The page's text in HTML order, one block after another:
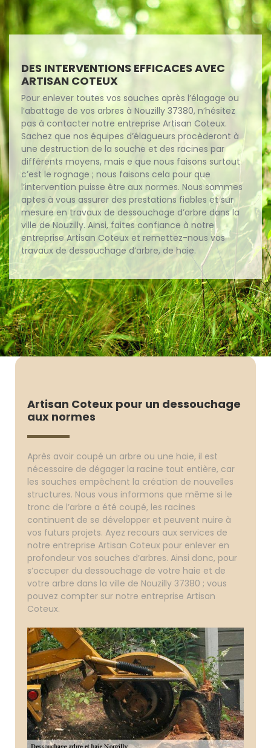
DES INTERVENTIONS EFFICACES AVEC
ARTISAN COTEUX
Pour enlever toutes vos souches après l’élagage ou
l’abattage de vos arbres à Nouzilly 37380, n’hésitez
pas à contacter notre entreprise Artisan Coteux.
Sachez que nos équipes d’élagueurs procèderont à
une destruction de la souche et des racines par
différents moyens, mais e que nous faisons surtout
c’est le rognage ; nous faisons cela pour que
l’intervention puisse être aux normes. Nous sommes
aptes à vous assurer des prestations fiables et sur
mesure en travaux de dessouchage d’arbre dans la
ville de Nouzilly. Ainsi, faites confiance à notre
entreprise Artisan Coteux et remettez-nous vos
travaux de dessouchage d’arbre, de haie.
Artisan Coteux pour un dessouchage
aux normes
Après avoir coupé un arbre ou une haie, il est
nécessaire de dégager la racine tout entière, car
les souches empêchent la création de nouvelles
structures. Nous vous informons que même si le
tronc de l’arbre a été coupé, les racines
continuent de se développer et peuvent nuire à
vos futurs projets. Ayez recours aux services de
notre entreprise Artisan Coteux pour enlever en
profondeur vos souches d’arbres. Ainsi donc, pour
s’occuper du dessouchage de votre haie et de
votre arbre dans la ville de Nouzilly 37380 ; vous
pouvez compter sur notre entreprise Artisan
Coteux.